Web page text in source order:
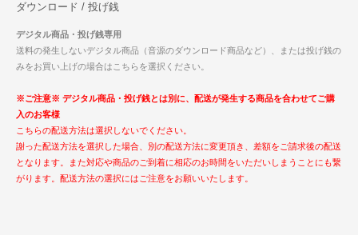
ダウンロード / 投げ銭
デジタル商品・投げ銭専用
送料の発生しないデジタル商品（音源のダウンロード商品など）、または投げ銭の
みをお買い上げの場合はこちらを選択ください。
※ご注意※ デジタル商品・投げ銭とは別に、配送が発生する商品を合わせてご購
入のお客様
こちらの配送方法は選択しないでください。
謝った配送方法を選択した場合、別の配送方法に変更頂き、差額をご請求後の配送
となります。また対応や商品のご到着に相応のお時間をいただいしまうことにも繋
がります。配送方法の選択にはご注意をお願いいたします。